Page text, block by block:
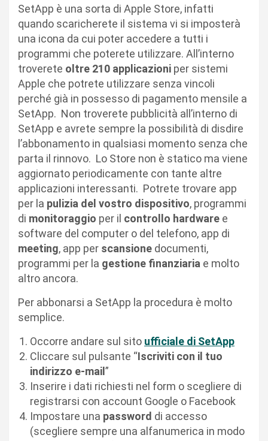
SetApp è una sorta di Apple Store, infatti
quando scaricherete il sistema vi si imposterà
una icona da cui poter accedere a tutti i
programmi che poterete utilizzare. All’interno
troverete oltre 210 applicazioni per sistemi
Apple che potrete utilizzare senza vincoli
perché già in possesso di pagamento mensile a
SetApp. Non troverete pubblicità all’interno di
SetApp e avrete sempre la possibilità di disdire
l’abbonamento in qualsiasi momento senza che
parta il rinnovo. Lo Store non è statico ma viene
aggiornato periodicamente con tante altre
applicazioni interessanti. Potrete trovare app
per la pulizia del vostro dispositivo, programmi
di monitoraggio per il controllo hardware e
software del computer o del telefono, app di
meeting, app per scansione documenti,
programmi per la gestione finanziaria e molto
altro ancora.
Per abbonarsi a SetApp la procedura è molto
semplice.
Occorre andare sul sito ufficiale di SetApp
Cliccare sul pulsante “Iscriviti con il tuo
indirizzo e-mail ”
Inserire i dati richiesti nel form o scegliere di
registrarsi con account Google o Facebook
Impostare una password di accesso
(scegliere sempre una alfanumerica in modo